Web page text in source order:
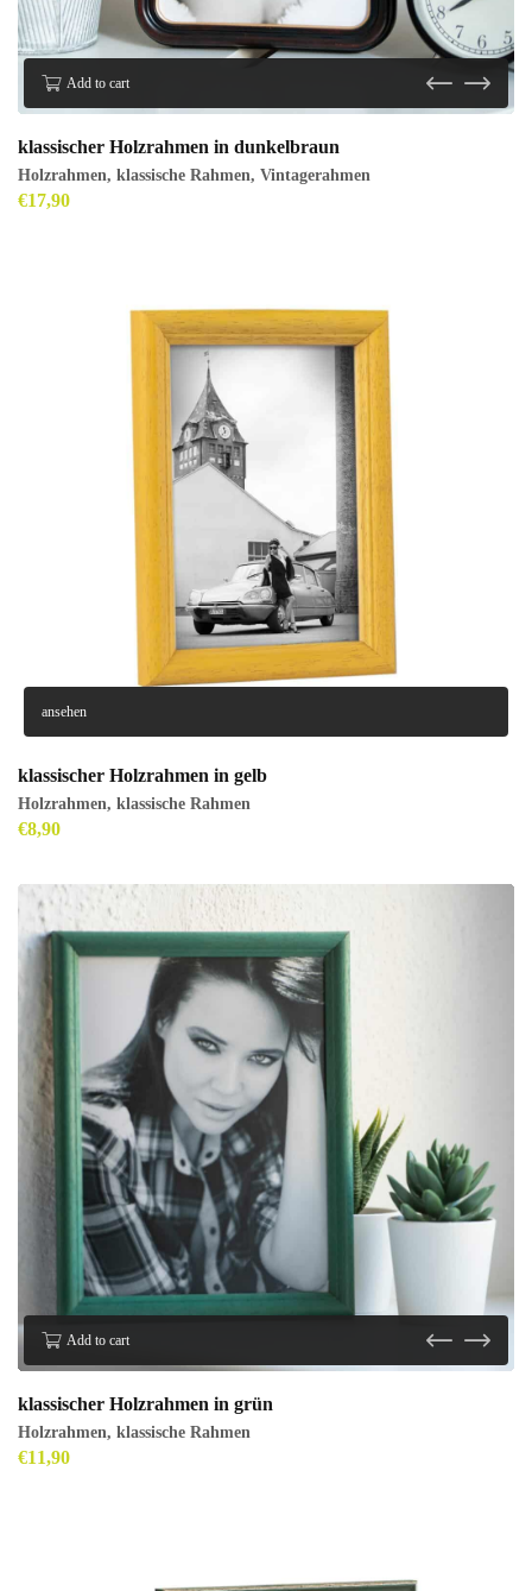
Add to cart
klassischer Holzrahmen in dunkelbraun
Holzrahmen, klassische Rahmen, Vintagerahmen
€17,90
ansehen
klassischer Holzrahmen in gelb
Holzrahmen, klassische Rahmen
€8,90
Add to cart
klassischer Holzrahmen in grün
Holzrahmen, klassische Rahmen
€11,90